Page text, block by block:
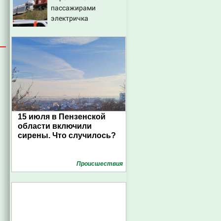
пассажирами
электричка
грузовым поездом —
десятки человек
пострадали. Видео с
места ЧП
15 июля в Пензенской
области включили
сирены. Что случилось?
Проиcшествия